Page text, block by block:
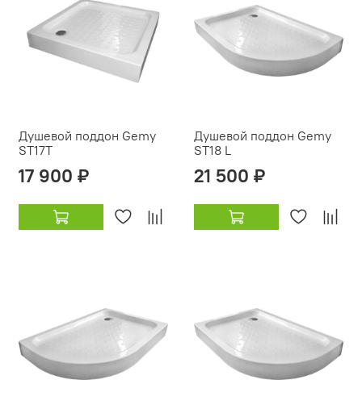
Душевой поддон Gemy
ST17T
17 900 ₽
Душевой поддон Gemy
ST18 L
21 500 ₽